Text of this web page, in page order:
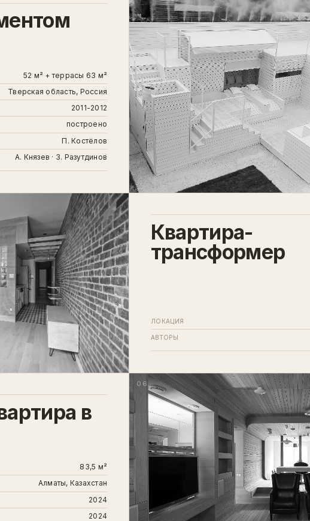
52 м² + террасы 63 м²
Тверская область, Россия
2011-2012
построено
П. Костёлов
А. Князев · З. Разутдинов
Квартира-
трансформер
ЛОКАЦИЯ
АВТОРЫ
в
83,5 м²
Алматы, Казахстан
2024
2024
06